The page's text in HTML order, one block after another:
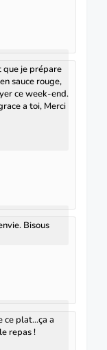
que je prépare
sauce rouge,
ce week-end.
a toi, Merci
Bisous
ce plat...ça a
repas !